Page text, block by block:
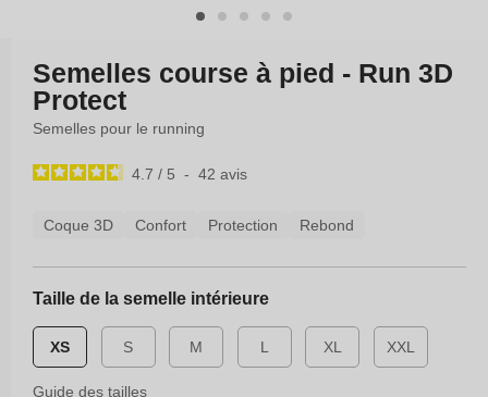
fenêtre
modale
Semelles course à pied - Run 3D
Protect
Semelles pour le running
4.7 / 5 - 42 avis
Coque 3D Confort Protection Rebond
Taille de la semelle intérieure
XS S M L XL XXL
Guide des tailles